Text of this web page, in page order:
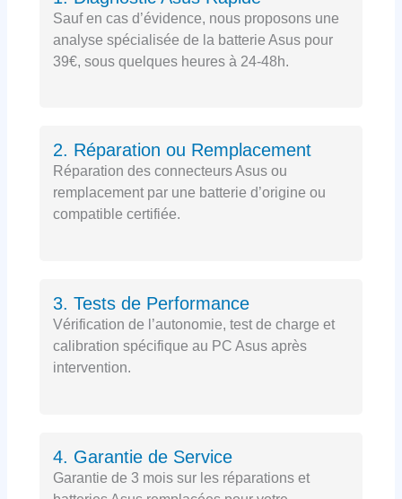
Sauf en cas d’évidence, nous proposons une
analyse spécialisée de la batterie Asus pour
39€, sous quelques heures à 24-48h.
2. Réparation ou Remplacement
Réparation des connecteurs Asus ou
remplacement par une batterie d’origine ou
compatible certifiée.
3. Tests de Performance
Vérification de l’autonomie, test de charge et
calibration spécifique au PC Asus après
intervention.
4. Garantie de Service
Garantie de 3 mois sur les réparations et